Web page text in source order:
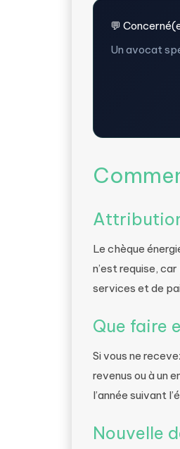
💬
Un avocat
Le chèque
n’est requise,
services et de
Que faire
Si vous ne
revenus ou à un
l’année suivant
Nouvelle